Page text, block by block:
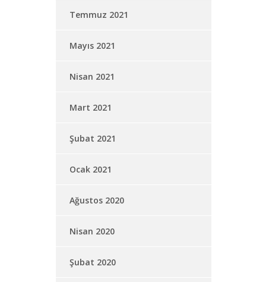
Temmuz 2021
Mayıs 2021
Nisan 2021
Mart 2021
Şubat 2021
Ocak 2021
Ağustos 2020
Nisan 2020
Şubat 2020